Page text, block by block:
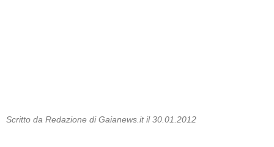
Scritto da Redazione di Gaianews.it il 30.01.2012